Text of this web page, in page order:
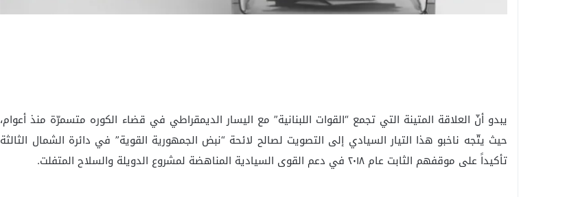
يبدو أنّ العلاقة المتينة التي تجمع “القوات اللبنانية” مع اليسار الديمقراطي في قضاء الكوره متسمرّة منذ أعوام،
حيث يتّجه ناخبو هذا التيار السيادي إلى التصويت لصالح لائحة “نبض الجمهورية القوية” في دائرة الشمال الثالثة
تأكيداً على موقفهم الثابت عام ٢٠١٨ في دعم القوى السيادية المناهضة لمشروع الدويلة والسلاح المتفلت.